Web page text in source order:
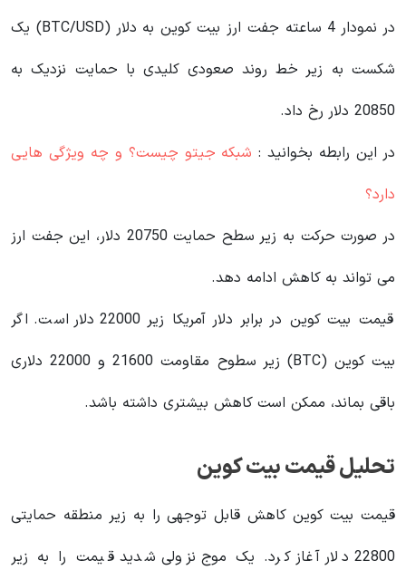
در نمودار 4 ساعته جفت ارز بیت کوین به دلار (BTC/USD) یک
شکست به زیر خط روند صعودی کلیدی با حمایت نزدیک به
20850 دلار رخ داد.
در این رابطه بخوانید‌ : شبکه جیتو چیست؟ و چه ویژگی هایی
دارد؟
در صورت حرکت به زیر سطح حمایت 20750 دلار، این جفت ارز
می تواند به کاهش ادامه دهد.
قیمت بیت کوین در برابر دلار آمریکا زیر 22000 دلار است. اگر
بیت کوین (BTC) زیر سطوح مقاومت 21600 و 22000 دلاری
باقی بماند، ممکن است کاهش بیشتری داشته باشد.
تحلیل قیمت بیت کوین
قیمت بیت کوین کاهش قابل توجهی را به زیر منطقه حمایتی
22800 دلار آغاز کرد. یک موج نزولی شدید قیمت را به زیر